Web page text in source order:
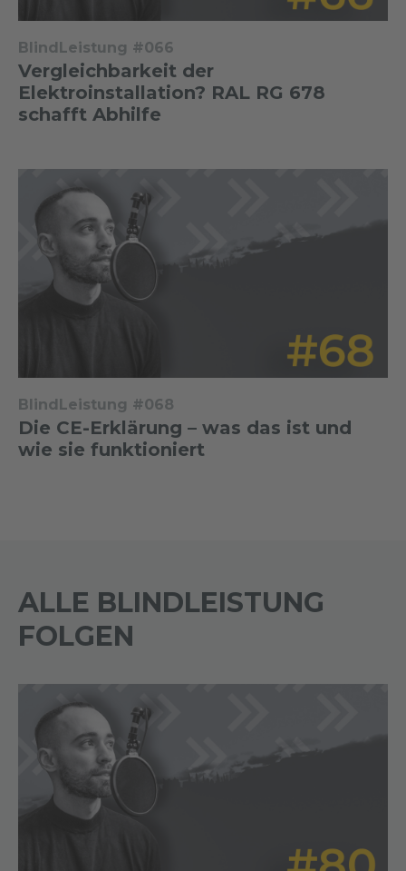
BlindLeistung #066
Vergleichbarkeit der
Elektroinstallation? RAL RG 678
schafft Abhilfe
BlindLeistung #068
Die CE-Erklärung – was das ist und
wie sie funktioniert
ALLE BLINDLEISTUNG
FOLGEN